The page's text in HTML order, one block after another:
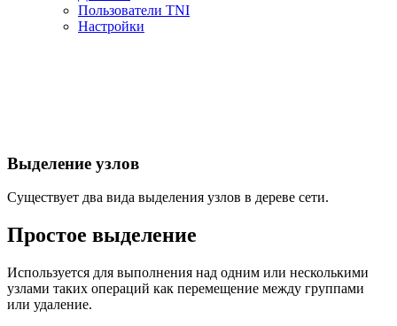
Пользователи TNI
Настройки
Выделение узлов
Существует два вида выделения узлов в дереве сети.
Простое выделение
Используется для выполнения над одним или несколькими
узлами таких операций как перемещение между группами
или удаление.